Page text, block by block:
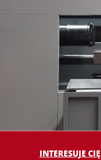
INTERESUJE